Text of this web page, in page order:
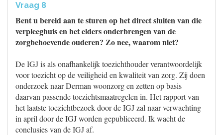
Vraag 8
Bent u bereid aan te sturen op het direct sluiten van die
verpleeghuis en het elders onderbrengen van de
zorgbehoevende ouderen? Zo nee, waarom niet?
De IGJ is als onafhankelijk toezichthouder verantwoordelijk
voor toezicht op de veiligheid en kwaliteit van zorg. Zij doen
onderzoek naar Derman woonzorg en zetten op basis
daarvan passende toezichtsmaatregelen in. Het rapport van
het laatste toezichtbezoek door de IGJ zal naar verwachting
in april door de IGJ worden gepubliceerd. Ik wacht de
conclusies van de IGJ af.